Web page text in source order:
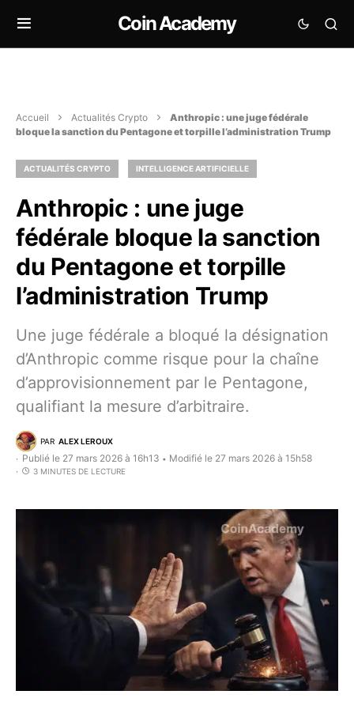
Coin Academy
Accueil Actualités Crypto
Anthropic : une juge fédérale
bloque la sanction du Pentagone et torpille l’administration Trump
ACTUALITÉS CRYPTO INTELLIGENCE ARTIFICIELLE
Anthropic : une juge
fédérale bloque la sanction
du Pentagone et torpille
l’administration Trump
Une juge fédérale a bloqué la désignation
d’Anthropic comme risque pour la chaîne
d’approvisionnement par le Pentagone,
qualifiant la mesure d’arbitraire.
PAR ALEX LEROUX
Publié le 27 mars 2026 à 16h13 • Modifié le 27 mars 2026 à 15h58
3 MINUTES DE LECTURE